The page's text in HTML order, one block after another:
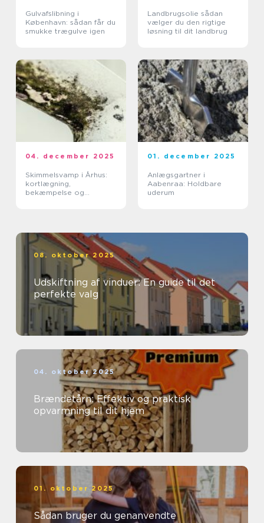
Gulvafslibning i
København: sådan får du
smukke trægulve igen
Landbrugsolie sådan
vælger du den rigtige
løsning til dit landbrug
04. december 2025
Skimmelsvamp i Århus:
kortlægning,
bekæmpelse og
01. december 2025
Anlægsgartner i
Aabenraa: Holdbare
uderum
08. oktober 2025
Udskiftning af vinduer: En guide til det
perfekte valg
04. oktober 2025
Brændetårn: Effektiv og praktisk
opvarmning til dit hjem
01. oktober 2025
Sådan bruger du genanvendte